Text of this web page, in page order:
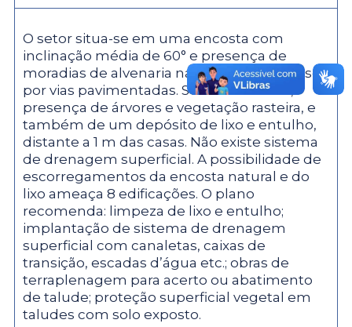
O setor situa-se em uma encosta com
inclinação média de 60° e presença de
moradias de alvenaria na crista, com acesso
por vias pavimentadas. Sobre a encosta,
presença de árvores e vegetação rasteira, e
também de um depósito de lixo e entulho,
distante a 1 m das casas. Não existe sistema
de drenagem superficial. A possibilidade de
escorregamentos da encosta natural e do
lixo ameaça 8 edificações. O plano
recomenda: limpeza de lixo e entulho;
implantação de sistema de drenagem
superficial com canaletas, caixas de
transição, escadas d’água etc.; obras de
terraplenagem para acerto ou abatimento
de talude; proteção superficial vegetal em
taludes com solo exposto.